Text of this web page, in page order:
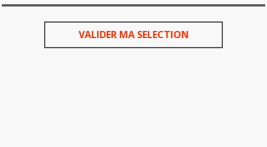
étapes
de
votre
commande
VALIDER MA SELECTION